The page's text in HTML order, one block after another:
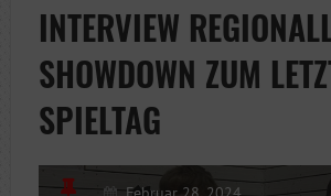
INTERVIEW
SHOWDOWN ZUM
SPIELTAG